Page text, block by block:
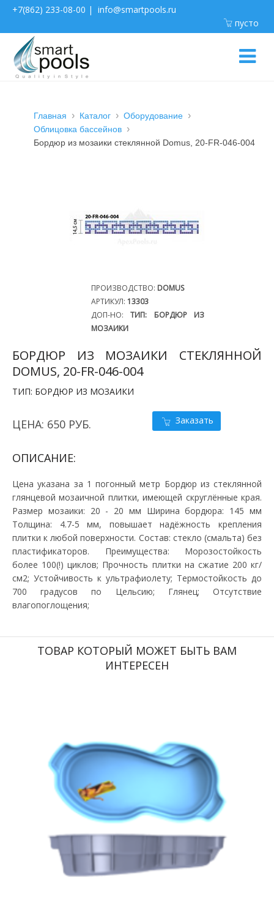
+7(862) 233-08-00 | info@smartpools.ru
пусто
Главная Каталог
Оборудование
Облицовка бассейнов
Бордюр из мозаики стеклянной Domus, 20-FR-046-004
ПРОИЗВОДСТВО: DOMUS
АРТИКУЛ: 13303
ДОП-НО:ТИП: БОРДЮР ИЗ
МОЗАИКИ
БОРДЮР ИЗ МОЗАИКИ СТЕКЛЯННОЙ
DOMUS, 20-FR-046-004
ТИП: БОРДЮР ИЗ МОЗАИКИ
ЦЕНА: 650 РУБ. Заказать
ОПИСАНИЕ:
Цена указана за 1 погонный метр Бордюр из стеклянной
глянцевой мозаичной плитки, имеющей скруглённые края.
Размер мозаики: 20 - 20 мм Ширина бордюра: 145 мм
Толщина: 4.7-5 мм, повышает надёжность крепления
плитки к любой поверхности. Состав: стекло (смальта) без
пластификаторов. Преимущества: Морозостойкость
более 100(!) циклов; Прочность плитки на сжатие 200 кг/
см2; Устойчивость к ультрафиолету; Термостойкость до
700 градусов по Цельсию; Глянец; Отсутствие
влагопоглощения;
ТОВАР КОТОРЫЙ МОЖЕТ БЫТЬ ВАМ
ИНТЕРЕСЕН